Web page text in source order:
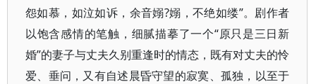
怨如慕，如泣如诉，余音嫋?嫋，不绝如缕”。剧作者
以饱含感情的笔触，细腻描摹了一个“原只是三日新
婚”的妻子与丈夫久别重逢时的情态，既有对丈夫的怜
爱、垂问，又有自述晨昏守望的寂寞、孤独，以至于